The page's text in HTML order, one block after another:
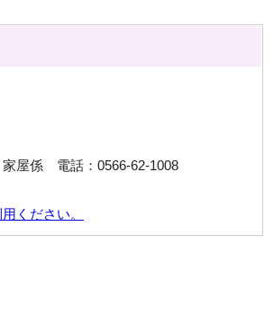
屋係 電話：0566-62-1008
ください。